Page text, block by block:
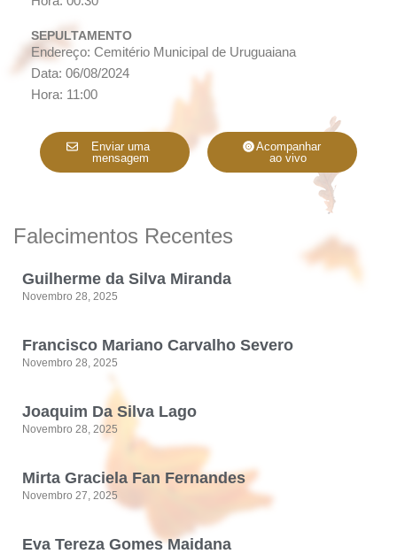
SEPULTAMENTO
Endereço: Cemitério Municipal de Uruguaiana
Data: 06/08/2024
Hora: 11:00
Enviar uma
mensagem
Acompanhar
ao vivo
Falecimentos Recentes
Guilherme da Silva Miranda
Novembro 28, 2025
Francisco Mariano Carvalho Severo
Novembro 28, 2025
Joaquim Da Silva Lago
Novembro 28, 2025
Mirta Graciela Fan Fernandes
Novembro 27, 2025
Eva Tereza Gomes Maidana